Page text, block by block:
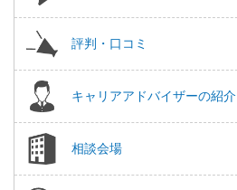
評判・口コミ
キャリアアドバイザーの紹介
相談会場